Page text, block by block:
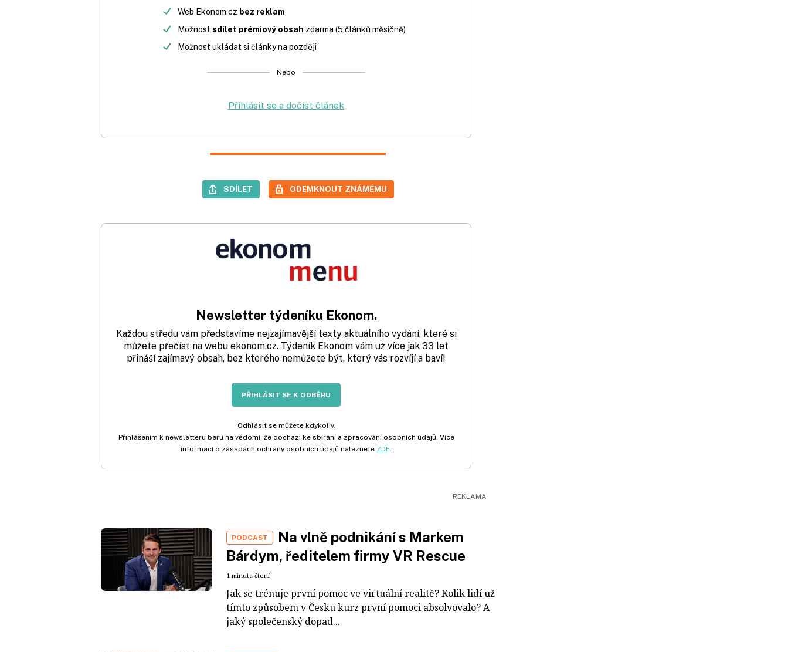
Web Ekonom.cz bez reklam
Možnost sdílet prémiový obsah zdarma (5 článků měsíčně)
Možnost ukládat si články na později
Nebo
Přihlásit se a dočíst článek
SDÍLET ODEMKNOUT ZNÁMÉMU
Newsletter týdeníku Ekonom.
Každou středu vám představíme nejzajímavější texty aktuálního vydání, které si
můžete přečíst na webu ekonom.cz. Týdeník Ekonom vám už více jak 33 let
přináší zajímavý obsah, bez kterého nemůžete být, který vás rozvíjí a baví!
PŘIHLÁSIT SE K ODBĚRU
Odhlásit se můžete kdykoliv.
Přihlášením k newsletteru beru na vědomí, že dochází ke sbírání a zpracování osobních údajů. Více
informací o zásadách ochrany osobních údajů naleznete ZDE.
PODCAST
Na vlně podnikání s Markem
Bárdym, ředitelem firmy VR Rescue
1 minuta čtení
Jak se trénuje první pomoc ve virtuální realitě? Kolik lidí už
tímto způsobem v Česku kurz první pomoci absolvovalo? A
jaký společenský dopad...